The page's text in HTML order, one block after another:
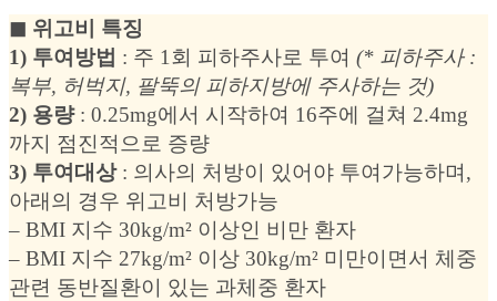
◼︎ 위고비 특징
1) 투여방법 : 주 1회 피하주사로 투여 (* 피하주사 :
복부, 허벅지, 팔뚝의 피하지방에 주사하는 것)
2) 용량: 0.25mg에서 시작하여 16주에 걸쳐 2.4mg
까지 점진적으로 증량
3) 투여대상: 의사의 처방이 있어야 투여가능하며,
아래의 경우 위고비 처방가능
– BMI 지수 30kg/m² 이상인 비만 환자
– BMI 지수 27kg/m² 이상 30kg/m² 미만이면서 체중
관련 동반질환이 있는 과체중 환자